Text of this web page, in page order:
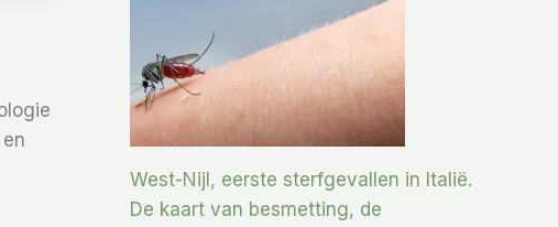
West-Nijl, eerste sterfgevallen in Italië.
De kaart van besmetting, de